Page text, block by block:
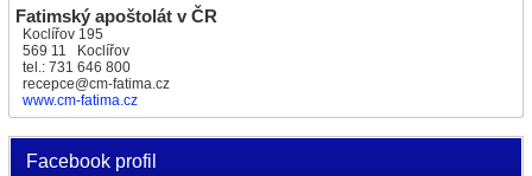
Fatimský apoštolát v ČR
Koclířov 195
569 11 Koclířov
tel.: 731 646 800
recepce@cm-fatima.cz
www.cm-fatima.cz
Facebook profil